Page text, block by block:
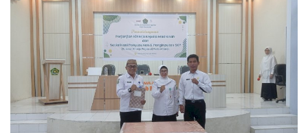
Aplikasi
Pengumuman
Layanan Publik
Whistleblowing System
Tentang Kami